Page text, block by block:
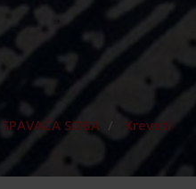
SPAVAĆA SOBA
Kreveti